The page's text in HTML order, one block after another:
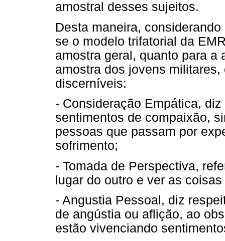
amostral desses sujeitos.
Desta maneira,
se o modelo trifatorial da
amostra geral, quanto para a
amostra dos jovens
discerníveis:
- Consideração Empática,
sentimentos de compaixão,
pessoas que passam por
sofrimento;
- Tomada de Perspectiva,
lugar do outro e ver as
- Angustia Pessoal, diz
de angústia ou aflição, ao
estão vivenciando